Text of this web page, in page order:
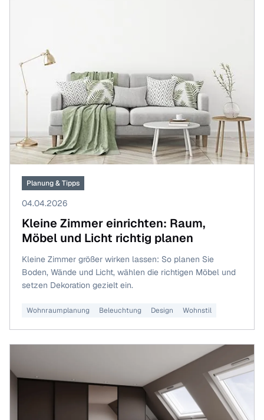
Planung & Tipps
04.04.2026
Kleine Zimmer einrichten: Raum,
Möbel und Licht richtig planen
Kleine Zimmer größer wirken lassen: So planen Sie
Boden, Wände und Licht, wählen die richtigen Möbel und
setzen Dekoration gezielt ein.
Wohnraumplanung Beleuchtung Design Wohnstil